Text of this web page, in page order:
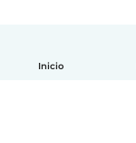
Inicio